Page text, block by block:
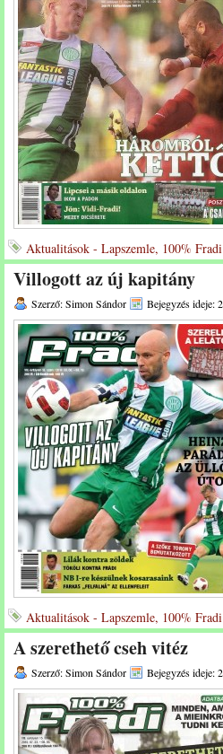
Aktualitások - Lapszemle, 100% Fradi
Villogott az új kapitány
Szerző: Simon Sándor Bejegyzés ideje:
Aktualitások - Lapszemle, 100% Fradi
A szerethető cseh vitéz
Szerző: Simon Sándor Bejegyzés ideje: